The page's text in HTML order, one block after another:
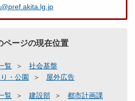
ページの現在位置
覧
社会基盤
・公園
屋外広告
覧 建設部
都市計画課